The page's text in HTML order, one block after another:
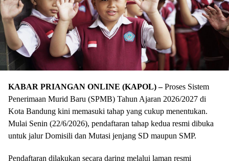
KABAR PRIANGAN ONLINE (KAPOL) –Proses Sistem
Penerimaan Murid Baru (SPMB) Tahun Ajaran 2026/2027 di
Kota Bandung kini memasuki tahap yang cukup menentukan.
Mulai Senin (22/6/2026), pendaftaran tahap kedua resmi dibuka
untuk jalur Domisili dan Mutasi jenjang SD maupun SMP.
Pendaftaran dilakukan secara daring melalui laman resmi